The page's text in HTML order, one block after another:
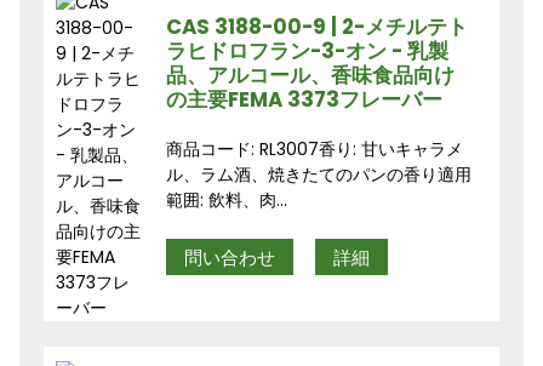
CAS 3188-00-9 | 2-メチルテト
ラヒドロフラン-3-オン - 乳製
品、アルコール、香味食品向け
の主要FEMA 3373フレーバー
商品コード: RL3007香り: 甘いキャラメ
ル、ラム酒、焼きたてのパンの香り適用
範囲: 飲料、肉...
問い合わせ 詳細